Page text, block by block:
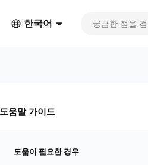
한국어
도움말 가이드
도움이 필요한 경우